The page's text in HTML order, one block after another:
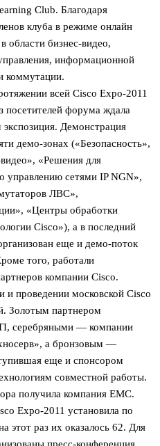
Club. Благодаря
клуба в режиме онлайн
области бизнес-видео,
информационной
коммутации.
всей Cisco Expo-2011
посетителей форума ждала
Демонстрация
демо-зонах («Безопасность»,
«Решения для
управлению сетями IP NGN»,
ЛВС»,
«Центры обработки
Cisco»), а в последний
еще и демо-поток
того, работали
компании Cisco.
и проведении московской Cisco
Золотым партнером
серебряными — компании
а бронзовым —
еще и спонсором
совместной работы.
получила компания EMC.
Expo-2011 установила по
этот раз их оказалось 62. Для
пресс-конференция